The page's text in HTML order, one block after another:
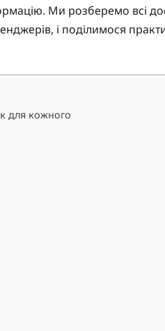
Ми розберемо всі
і поділимося
для кожного